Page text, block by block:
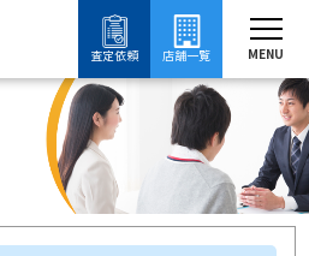
査定依頼
店舗一覧 MENU
ルイヴィトン買取 ルイヴィトンの口コミ